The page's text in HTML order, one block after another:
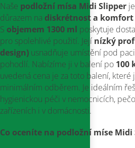
Naše podložní mísa Midi Slipper
důrazem na diskrétnost a komfort
S objemem 1300 ml poskytuje
pro spolehlivé použití. Její nízký
design) usnadňuje umístění pod
pohodlí. Nabízíme ji v balení po 100
uvedená cena je za toto balení, které
minimálním odběrem. Je ideálním
hygienickou péči v nemocnicích,
zařízeních i v domácnosti.
Co oceníte na podložní míse Midi